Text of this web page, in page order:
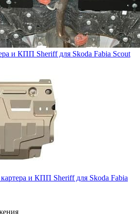
и КПП Sheriff для Skoda Fabia Scout
и КПП Sheriff для Skoda Fabia